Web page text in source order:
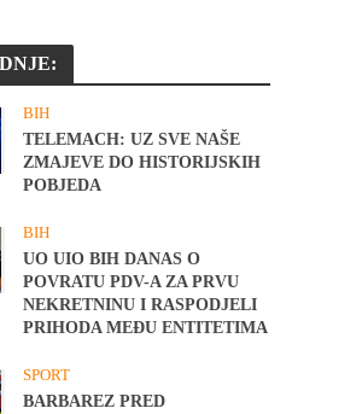
BIH
TELEMACH: UZ SVE NAŠE
ZMAJEVE DO HISTORIJSKIH
POBJEDA
BIH
UO UIO BIH DANAS O
POVRATU PDV-A ZA PRVU
NEKRETNINU I RASPODJELI
PRIHODA MEĐU ENTITETIMA
SPORT
BARBAREZ PRED